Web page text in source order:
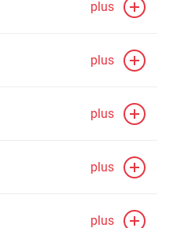
plus
plus
plus
plus
plus